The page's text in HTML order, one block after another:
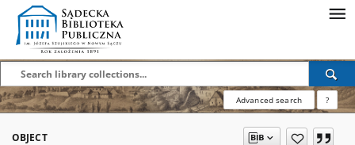
Advanced search ?
OBJECT